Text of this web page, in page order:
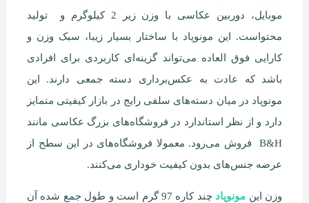
موبایل، دوربین عکاسی با وزن زیر 2 کیلوگرم و تولید
محتواست. این مونوپاد با ساختار بسیار زیبا، سبک وزن و
کارایی فوق العاده می‌تواند گزینه‌ای کاربردی برای افرادی
باشد که عادت به عکس‌برداری دسته جمعی دارند. این
مونوپاد در میان دسته‌های سلفی رایج در بازار کیفیتی متمایز
دارد و از نظر استاندارد در فروشگاه‌های بزرگ عکاسی مانند
B&H فروش می‌رود. معمولا فروشگاه‌های در این سطح از
عرضه جنس‌های بدون کیفیت خوداری می‌کنند.
وزن این مونوپاد
چند کاره 97 گرم است و طول جمع شده آن